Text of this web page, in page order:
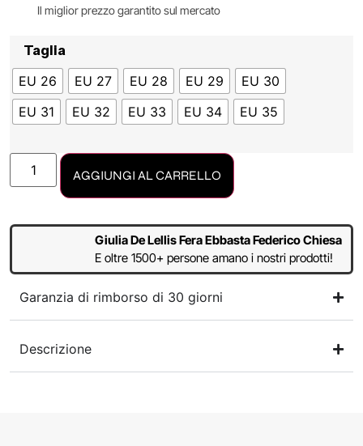
Il miglior prezzo garantito sul mercato
Taglia
EU 26
EU 27 EU 28 EU 29
EU 30
EU 31
EU 32 EU 33 EU 34 EU 35
AGGIUNGI AL CARRELLO
Giulia De Lellis Fera Ebbasta Federico Chiesa
E oltre 1500+ persone amano i nostri prodotti!
Garanzia di rimborso di 30 giorni
Descrizione